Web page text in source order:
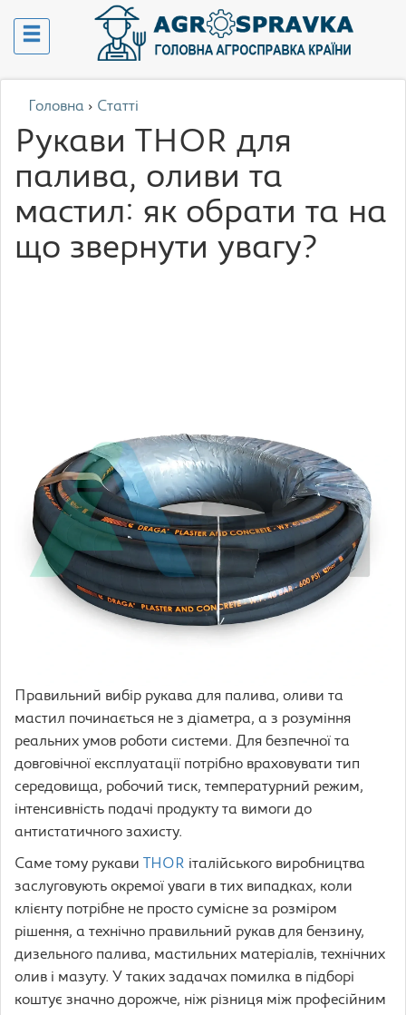
Головна › Статті
Рукави THOR для
палива, оливи та
мастил: як обрати та на
що звернути увагу?
Правильний вибір рукава для палива, оливи та
мастил починається не з діаметра, а з розуміння
реальних умов роботи системи. Для безпечної та
довговічної експлуатації потрібно враховувати тип
середовища, робочий тиск, температурний режим,
інтенсивність подачі продукту та вимоги до
антистатичного захисту.
Саме тому рукави THOR італійського виробництва
заслуговують окремої уваги в тих випадках, коли
клієнту потрібне не просто сумісне за розміром
рішення, а технічно правильний рукав для бензину,
дизельного палива, мастильних матеріалів, технічних
олив і мазуту. У таких задачах помилка в підборі
коштує значно дорожче, ніж різниця між професійним